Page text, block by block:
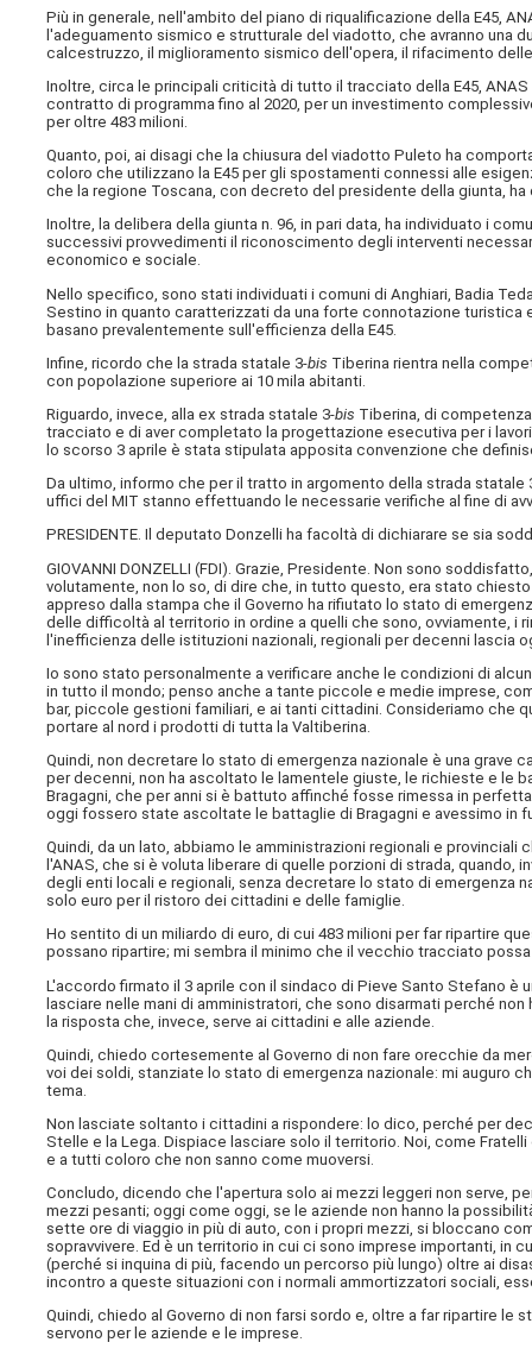
Più in generale, nell'ambito del piano di riqualificazione della E45,
l'adeguamento sismico e strutturale del viadotto, che avranno una
calcestruzzo, il miglioramento sismico dell'opera, il rifacimento
Inoltre, circa le principali criticità di tutto il tracciato della E45,
contratto di programma fino al 2020, per un investimento
per oltre 483 milioni.
Quanto, poi, ai disagi che la chiusura del viadotto Puleto ha
coloro che utilizzano la E45 per gli spostamenti connessi alle
che la regione Toscana, con decreto del presidente della giunta,
Inoltre, la delibera della giunta n. 96, in pari data, ha individuato i
successivi provvedimenti il riconoscimento degli interventi
economico e sociale.
Nello specifico, sono stati individuati i comuni di Anghiari, Badia
Sestino in quanto caratterizzati da una forte connotazione
basano prevalentemente sull'efficienza della E45.
Infine, ricordo che la strada statale 3-bis Tiberina rientra nella
con popolazione superiore ai 10 mila abitanti.
Riguardo, invece, alla ex strada statale 3-bis Tiberina, di
tracciato e di aver completato la progettazione esecutiva per i
lo scorso 3 aprile è stata stipulata apposita convenzione che
Da ultimo, informo che per il tratto in argomento della strada statale
uffici del MIT stanno effettuando le necessarie verifiche al fine di
PRESIDENTE. Il deputato Donzelli ha facoltà di dichiarare se sia
GIOVANNI DONZELLI (FDI). Grazie, Presidente. Non sono
volutamente, non lo so, di dire che, in tutto questo, era stato
appreso dalla stampa che il Governo ha rifiutato lo stato di
delle difficoltà al territorio in ordine a quelli che sono, ovviamente,
l'inefficienza delle istituzioni nazionali, regionali per decenni lascia
Io sono stato personalmente a verificare anche le condizioni di
in tutto il mondo; penso anche a tante piccole e medie imprese,
bar, piccole gestioni familiari, e ai tanti cittadini. Consideriamo che
portare al nord i prodotti di tutta la Valtiberina.
Quindi, non decretare lo stato di emergenza nazionale è una grave
per decenni, non ha ascoltato le lamentele giuste, le richieste e le
Bragagni, che per anni si è battuto affinché fosse rimessa in
oggi fossero state ascoltate le battaglie di Bragagni e avessimo in
Quindi, da un lato, abbiamo le amministrazioni regionali e
l'ANAS, che si è voluta liberare di quelle porzioni di strada,
degli enti locali e regionali, senza decretare lo stato di emergenza
solo euro per il ristoro dei cittadini e delle famiglie.
Ho sentito di un miliardo di euro, di cui 483 milioni per far ripartire
possano ripartire; mi sembra il minimo che il vecchio tracciato
L'accordo firmato il 3 aprile con il sindaco di Pieve Santo Stefano è
lasciare nelle mani di amministratori, che sono disarmati perché
la risposta che, invece, serve ai cittadini e alle aziende.
Quindi, chiedo cortesemente al Governo di non fare orecchie da
voi dei soldi, stanziate lo stato di emergenza nazionale: mi auguro
tema.
Non lasciate soltanto i cittadini a rispondere: lo dico, perché per
Stelle e la Lega. Dispiace lasciare solo il territorio. Noi, come
e a tutti coloro che non sanno come muoversi.
Concludo, dicendo che l'apertura solo ai mezzi leggeri non serve,
mezzi pesanti; oggi come oggi, se le aziende non hanno la
sette ore di viaggio in più di auto, con i propri mezzi, si bloccano
sopravvivere. Ed è un territorio in cui ci sono imprese importanti, in
(perché si inquina di più, facendo un percorso più lungo) oltre ai
incontro a queste situazioni con i normali ammortizzatori sociali,
Quindi, chiedo al Governo di non farsi sordo e, oltre a far ripartire
servono per le aziende e le imprese.